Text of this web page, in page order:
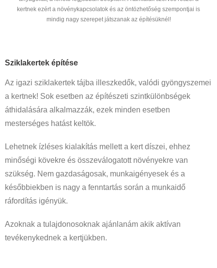
kertnek ezért a növénykapcsolatok és az öntözhetőség szempontjai is
mindig nagy szerepet játszanak az építésüknél!
Sziklakertek építése
Az igazi sziklakertek tájba illeszkedők, valódi gyöngyszemei
a kertnek! Sok esetben az építészeti szintkülönbségek
áthidalására alkalmazzák, ezek minden esetben
mesterséges hatást keltök.
Lehetnek ízléses kialakítás mellett a kert díszei, ehhez
minőségi kövekre és összeválogatott növényekre van
szükség. Nem gazdaságosak, munkaigényesek és a
későbbiekben is nagy a fenntartás során a munkaidő
ráfordítás igényük.
Azoknak a tulajdonosoknak ajánlanám akik aktívan
tevékenykednek a kertjükben.